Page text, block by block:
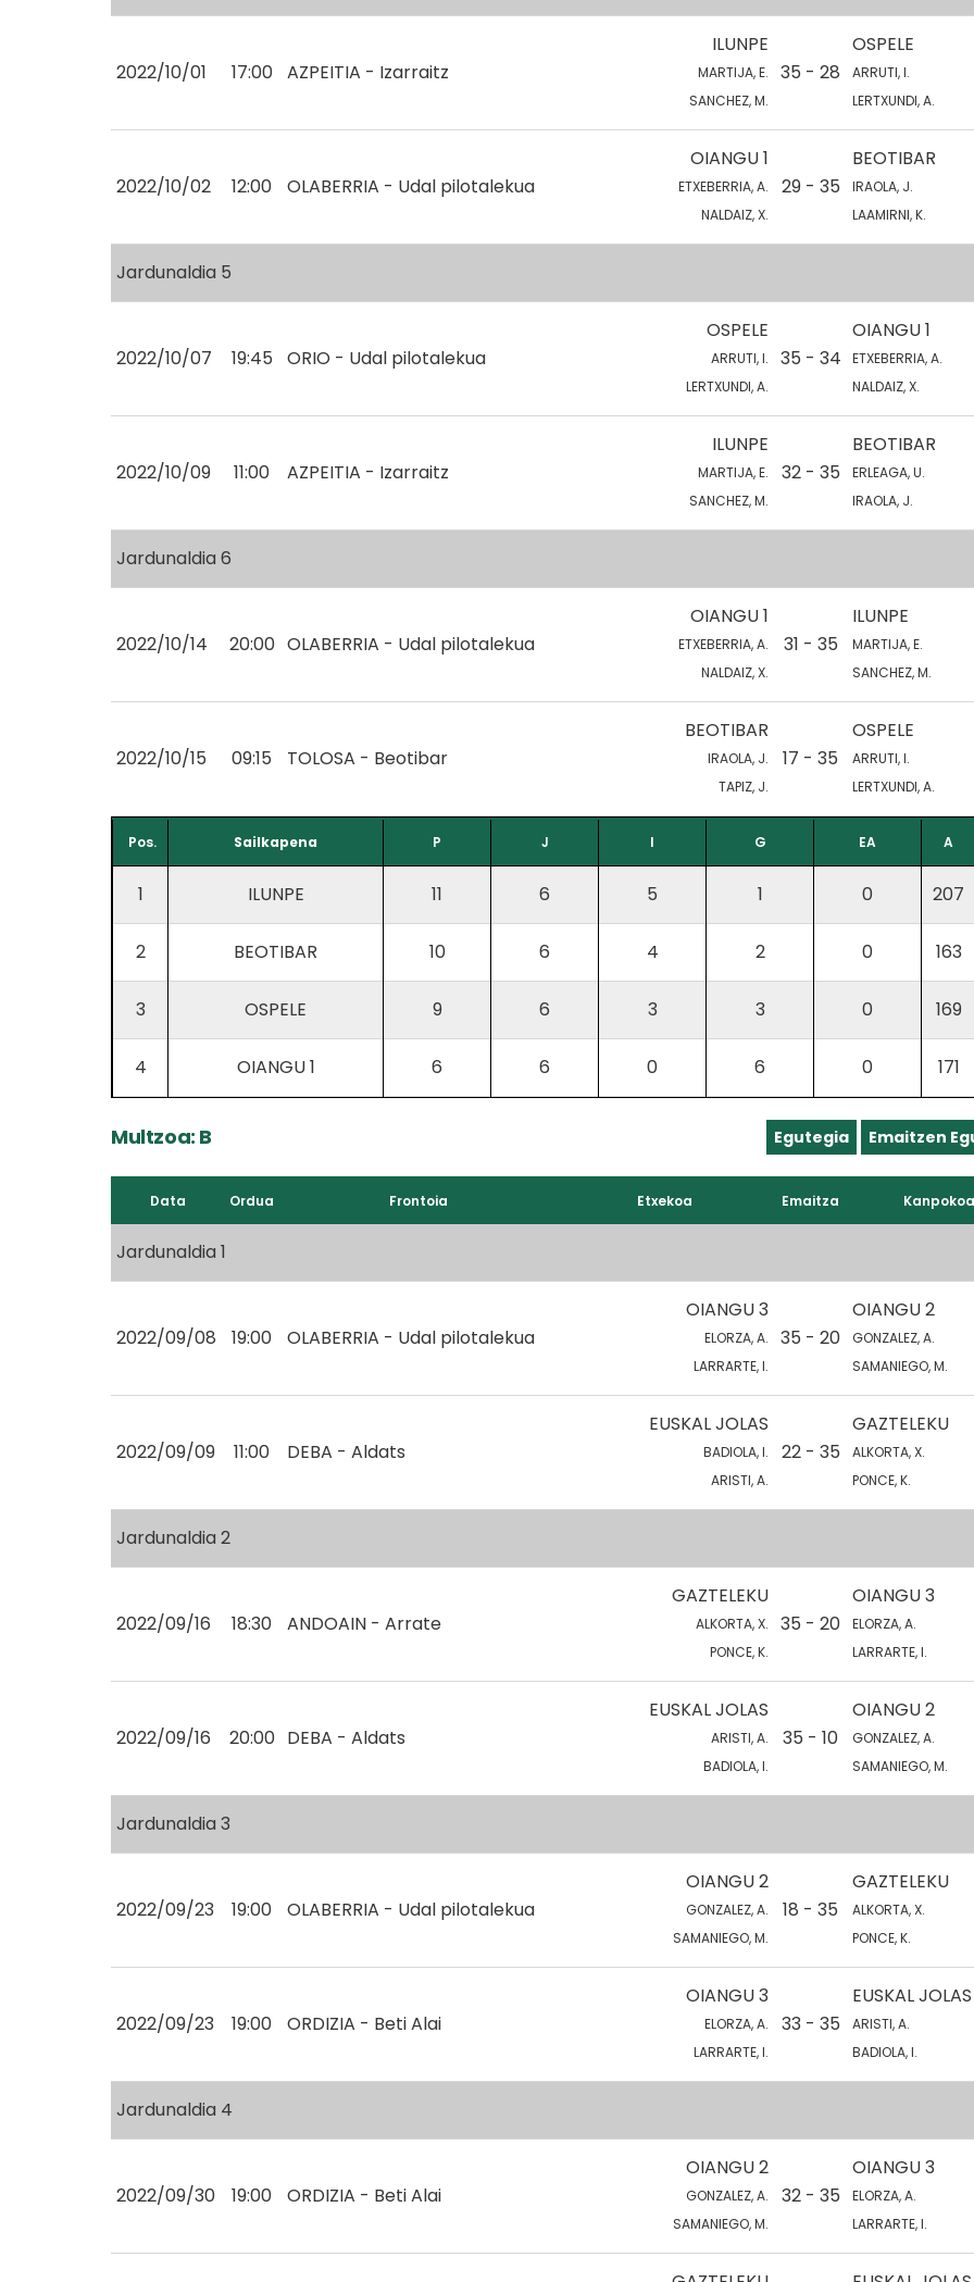
2022/10/01 17:00 AZPEITIA - Izarraitz
ILUNPE
MARTIJA, E.
SANCHEZ, M.
35 - 28
OSPELE
ARRUTI, I.
LERTXUNDI, A.
2022/10/02 12:00 OLABERRIA - Udal pilotalekua
OIANGU 1
ETXEBERRIA, A.
NALDAIZ, X.
29 - 35
BEOTIBAR
IRAOLA, J.
LAAMIRNI, K.
Jardunaldia 5
2022/10/07 19:45 ORIO - Udal pilotalekua
OSPELE
ARRUTI, I.
LERTXUNDI, A.
35 - 34
OIANGU 1
ETXEBERRIA, A.
NALDAIZ, X.
2022/10/09 11:00 AZPEITIA - Izarraitz
ILUNPE
MARTIJA, E.
SANCHEZ, M.
32 - 35
BEOTIBAR
ERLEAGA, U.
IRAOLA, J.
Jardunaldia 6
2022/10/14 20:00 OLABERRIA - Udal pilotalekua
OIANGU 1
ETXEBERRIA, A.
NALDAIZ, X.
31 - 35
ILUNPE
MARTIJA, E.
SANCHEZ, M.
2022/10/15 09:15 TOLOSA - Beotibar
BEOTIBAR
IRAOLA, J.
TAPIZ, J.
17 - 35
OSPELE
ARRUTI, I.
LERTXUNDI, A.
Pos. Sailkapena P J I G EA A
1 ILUNPE 11 6 5 1 0 207
2 BEOTIBAR 10 6 4 2 0 163
3 OSPELE 9 6 3 3 0 169
4 OIANGU 1 6 6 0 6 0 171
Multzoa: B Egutegia Emaitzen
Data Ordua Frontoia Etxekoa Emaitza Kanpokoa
Jardunaldia 1
2022/09/08 19:00 OLABERRIA - Udal pilotalekua
OIANGU 3
ELORZA, A.
LARRARTE, I.
35 - 20
OIANGU 2
GONZALEZ, A.
SAMANIEGO, M.
2022/09/09 11:00 DEBA - Aldats
EUSKAL JOLAS
BADIOLA, I.
ARISTI, A.
22 - 35
GAZTELEKU
ALKORTA, X.
PONCE, K.
Jardunaldia 2
2022/09/16 18:30 ANDOAIN - Arrate
GAZTELEKU
ALKORTA, X.
PONCE, K.
35 - 20
OIANGU 3
ELORZA, A.
LARRARTE, I.
2022/09/16 20:00 DEBA - Aldats
EUSKAL JOLAS
ARISTI, A.
BADIOLA, I.
35 - 10
OIANGU 2
GONZALEZ, A.
SAMANIEGO, M.
Jardunaldia 3
2022/09/23 19:00 OLABERRIA - Udal pilotalekua
OIANGU 2
GONZALEZ, A.
SAMANIEGO, M.
18 - 35
GAZTELEKU
ALKORTA, X.
PONCE, K.
2022/09/23 19:00 ORDIZIA - Beti Alai
OIANGU 3
ELORZA, A.
LARRARTE, I.
33 - 35
EUSKAL JOLAS
ARISTI, A.
BADIOLA, I.
Jardunaldia 4
2022/09/30 19:00 ORDIZIA - Beti Alai
OIANGU 2
GONZALEZ, A.
SAMANIEGO, M.
32 - 35
OIANGU 3
ELORZA, A.
LARRARTE, I.